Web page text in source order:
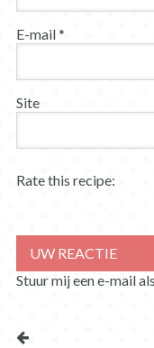
E-mail*
Site
Rate this recipe:
Stuur mij een e-mail